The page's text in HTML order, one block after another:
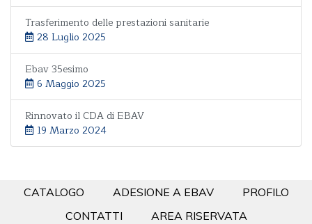
Trasferimento delle prestazioni sanitarie
28 Luglio 2025
Ebav 35esimo
6 Maggio 2025
Rinnovato il CDA di EBAV
19 Marzo 2024
CATALOGO ADESIONE A EBAV
PROFILO
CONTATTI
AREA RISERVATA